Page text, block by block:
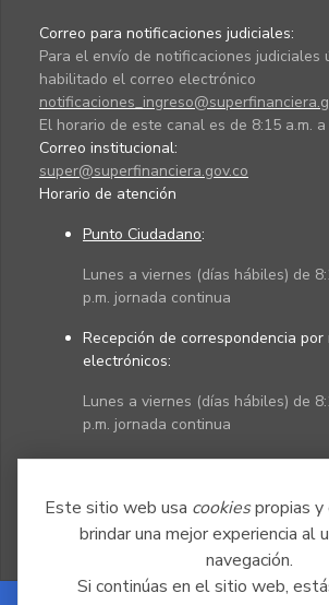
Este sitio web usa cookiespropias y
brindar una mejor experiencia al
navegación.
Si continúas en el sitio web,
Correo para notificaciones judiciales:
Para el envío de notificaciones judiciales
habilitado el correo electrónico
El horario de este canal es de 8:15 a.m. a
Correo institucional:
super@superfinanciera.gov.co
Horario de atención
Punto Ciudadano:
Lunes a viernes (días hábiles) de
p.m. jornada continua
Recepción de correspondencia por
electrónicos:
Lunes a viernes (días hábiles) de
p.m. jornada continua